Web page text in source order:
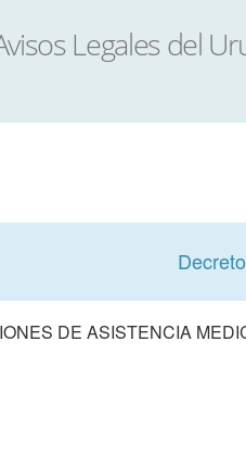
Decreto
DE ASISTENCIA